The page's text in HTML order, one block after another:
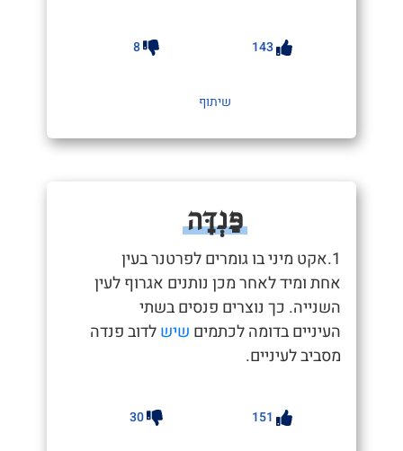
143
8
שיתוף
פַּנְדָּה
1.אקט מיני בו גומרים לפרטנר בעין
אחת ומיד לאחר מכן נותנים אגרוף לעין
השנייה. כך נוצרים פנסים בשתי
העיניים בדומה לכתמים שישלדוב פנדה
מסביב לעיניים.
151
30